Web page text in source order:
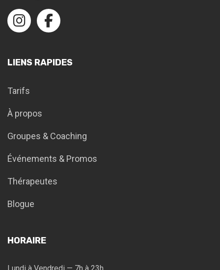
LIENS RAPIDES
Tarifs
À propos
Groupes & Coaching
Événements & Promos
Thérapeutes
Blogue
HORAIRE